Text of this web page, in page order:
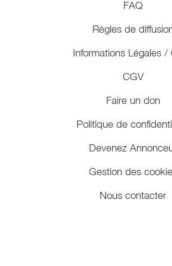
FAQ
Règles de
Informations Légales /
CGV
Faire un don
Politique de
Devenez
Gestion des
Nous contacter